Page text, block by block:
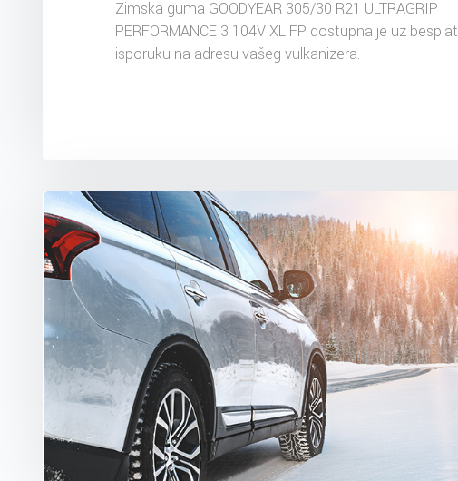
Zimska guma GOODYEAR 305/30 R21 ULTRAGRIP
PERFORMANCE 3 104V XL FP dostupna je uz
isporuku na adresu vašeg vulkanizera.